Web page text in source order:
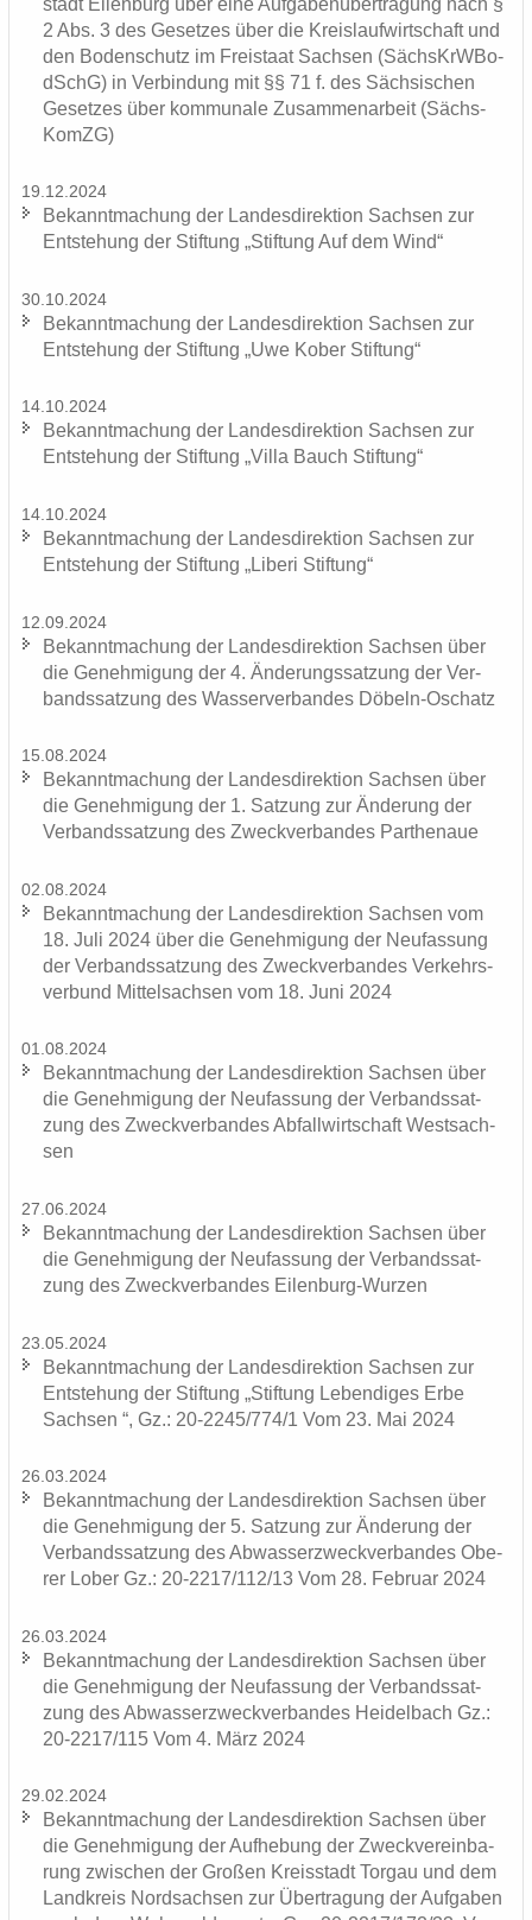
2 Abs. 3 des Ge­set­zes über die Kreis­lauf­wirt­schaft und
den Bo­den­schutz im Frei­staat Sach­sen (Sächs­KrW­Bo­
dSchG) in Ver­bin­dung mit §§ 71 f. des Säch­si­schen
Ge­set­zes über kom­mu­na­le Zu­sam­men­ar­beit (Sächs­
KomZG)
19.12.2024
Be­kannt­ma­chung der Lan­des­di­rek­ti­on Sach­sen zur
Ent­ste­hung der Stif­tung „Stif­tung Auf dem Wind“
30.10.2024
Be­kannt­ma­chung der Lan­des­di­rek­ti­on Sach­sen zur
Ent­ste­hung der Stif­tung „Uwe Kober Stif­tung“
14.10.2024
Be­kannt­ma­chung der Lan­des­di­rek­ti­on Sach­sen zur
Ent­ste­hung der Stif­tung „Villa Bauch Stif­tung“
14.10.2024
Be­kannt­ma­chung der Lan­des­di­rek­ti­on Sach­sen zur
Ent­ste­hung der Stif­tung „Li­be­ri Stif­tung“
12.09.2024
Be­kannt­ma­chung der Lan­des­di­rek­ti­on Sach­sen über
die Ge­neh­mi­gung der 4. Än­de­rungs­sat­zung der Ver­
bands­sat­zung des Was­ser­ver­ban­des Döbeln-​Oschatz
15.08.2024
Be­kannt­ma­chung der Lan­des­di­rek­ti­on Sach­sen über
die Ge­neh­mi­gung der 1. Sat­zung zur Än­de­rung der
Ver­bands­sat­zung des Zweck­ver­ban­des Par­the­naue
02.08.2024
Be­kannt­ma­chung der Lan­des­di­rek­ti­on Sach­sen vom
18. Juli 2024 über die Ge­neh­mi­gung der Neu­fas­sung
der Ver­bands­sat­zung des Zweck­ver­ban­des Ver­kehrs­
ver­bund Mit­tel­sach­sen vom 18. Juni 2024
01.08.2024
Be­kannt­ma­chung der Lan­des­di­rek­ti­on Sach­sen über
die Ge­neh­mi­gung der Neu­fas­sung der Ver­bands­sat­
zung des Zweck­ver­ban­des Ab­fall­wirt­schaft West­sach­
sen
27.06.2024
Be­kannt­ma­chung der Lan­des­di­rek­ti­on Sach­sen über
die Ge­neh­mi­gung der Neu­fas­sung der Ver­bands­sat­
zung des Zweck­ver­ban­des Eilenburg-​Wurzen
23.05.2024
Be­kannt­ma­chung der Lan­des­di­rek­ti­on Sach­sen zur
Ent­ste­hung der Stif­tung „Stif­tung Le­ben­di­ges Erbe
Sach­sen “, Gz.: 20-2245/774/1 Vom 23. Mai 2024
26.03.2024
Be­kannt­ma­chung der Lan­des­di­rek­ti­on Sach­sen über
die Ge­neh­mi­gung der 5. Sat­zung zur Än­de­rung der
Ver­bands­sat­zung des Ab­was­ser­zweck­ver­ban­des Obe­
rer Lober Gz.: 20-2217/112/13 Vom 28. Fe­bru­ar 2024
26.03.2024
Be­kannt­ma­chung der Lan­des­di­rek­ti­on Sach­sen über
die Ge­neh­mi­gung der Neu­fas­sung der Ver­bands­sat­
zung des Ab­was­ser­zweck­ver­ban­des Hei­del­bach Gz.:
20-2217/115 Vom 4. März 2024
29.02.2024
Be­kannt­ma­chung der Lan­des­di­rek­ti­on Sach­sen über
die Ge­neh­mi­gung der Auf­he­bung der Zweck­ver­ein­ba­
rung zwi­schen der Gro­ßen Kreis­stadt Tor­gau und dem
Land­kreis Nord­sach­sen zur Über­tra­gung der Auf­ga­ben